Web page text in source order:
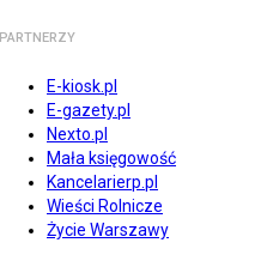
PARTNERZY
E-kiosk.pl
E-gazety.pl
Nexto.pl
Mała księgowość
Kancelarierp.pl
Wieści Rolnicze
Życie Warszawy